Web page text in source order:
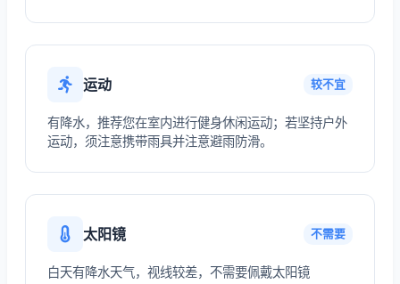
运动 较不宜
有降水，推荐您在室内进行健身休闲运动；若坚持户外
运动，须注意携带雨具并注意避雨防滑。
太阳镜 不需要
白天有降水天气，视线较差，不需要佩戴太阳镜